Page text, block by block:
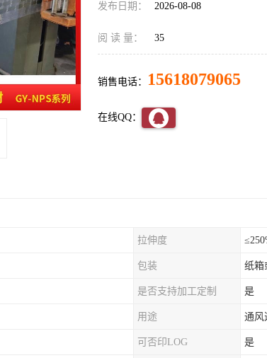
发布日期： 2026-08-08
阅 读 量： 35
销售电话： 15618079065
在线QQ：
拉伸度
包装 纸箱
是否支持加工定制 是
用途 通风
可否印LOG 是